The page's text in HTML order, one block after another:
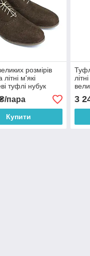
розмірів
літні м'які
туфлі нубук
BS
Brown Arena Nub
пара
Купити
3